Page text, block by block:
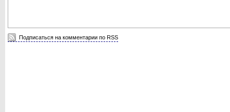
Подписаться на комментарии по RSS